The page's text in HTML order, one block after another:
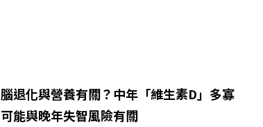
腦退化與營養有關？中年「維生素D」多寡
可能與晚年失智風險有關